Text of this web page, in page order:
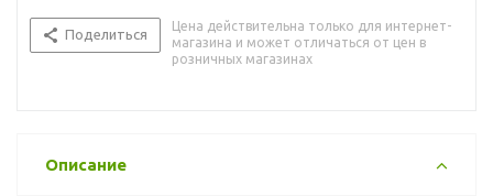
Поделиться
Цена действительна только для интернет-
магазина и может отличаться от цен в
розничных магазинах
Описание